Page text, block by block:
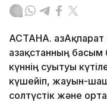
АСТАНА.
Қазақстанның басым
күннің суытуы
күшейіп, жауын-
солтүстік және